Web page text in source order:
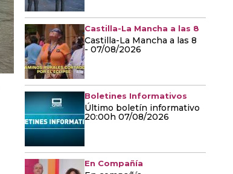
Castilla-La Mancha a las 8
Castilla-La Mancha a las 8
- 07/08/2026
Boletines Informativos
Último boletín informativo
20:00h 07/08/2026
En Compañía